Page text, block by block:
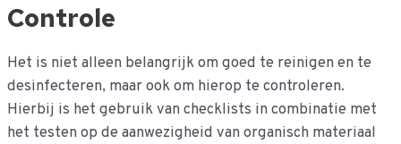
Controle
Het is niet alleen belangrijk om goed te reinigen en te
desinfecteren, maar ook om hierop te controleren.
Hierbij is het gebruik van checklists in combinatie met
het testen op de aanwezigheid van organisch materiaal